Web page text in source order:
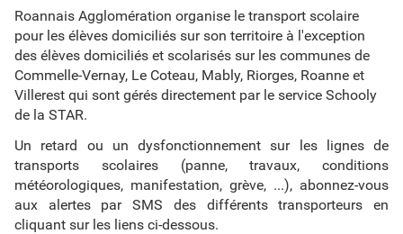
Roannais Agglomération organise le transport scolaire
pour les élèves domiciliés sur son territoire à l'exception
des élèves domiciliés et scolarisés sur les communes de
Commelle-Vernay, Le Coteau, Mably, Riorges, Roanne et
Villerest qui sont gérés directement par le service Schooly
de la STAR.
Un retard ou un dysfonctionnement sur les lignes de
transports scolaires (panne, travaux, conditions
météorologiques, manifestation, grève, ...), abonnez-vous
aux alertes par SMS des différents transporteurs en
cliquant sur les liens ci-dessous.